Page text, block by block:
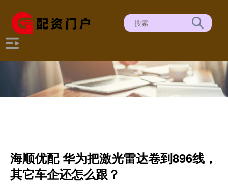
海顺优配 华为把激光雷达卷到896线，
其它车企还怎么跟？